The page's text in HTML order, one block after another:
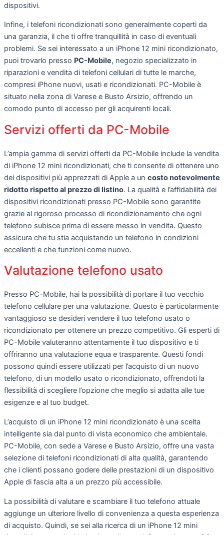
dispositivi.
Infine, i telefoni ricondizionati sono generalmente coperti da
una garanzia, il che ti offre tranquillità in caso di eventuali
problemi. Se sei interessato a un iPhone 12 mini ricondizionato,
puoi trovarlo presso PC-Mobile, negozio specializzato in
riparazioni e vendita di telefoni cellulari di tutte le marche,
compresi iPhone nuovi, usati e ricondizionati. PC-Mobile è
situato nella zona di Varese e Busto Arsizio, offrendo un
comodo punto di accesso per gli acquirenti locali.
Servizi offerti da PC-Mobile
L’ampia gamma di servizi offerti da PC-Mobile include la vendita
di iPhone 12 mini ricondizionati, che ti consente di ottenere uno
dei dispositivi più apprezzati di Apple a un costo notevolmente
ridotto rispetto al prezzo di listino. La qualità e l’affidabilità dei
dispositivi ricondizionati presso PC-Mobile sono garantite
grazie al rigoroso processo di ricondizionamento che ogni
telefono subisce prima di essere messo in vendita. Questo
assicura che tu stia acquistando un telefono in condizioni
eccellenti e che funzioni come nuovo.
Valutazione telefono usato
Presso PC-Mobile, hai la possibilità di portare il tuo vecchio
telefono cellulare per una valutazione. Questo è particolarmente
vantaggioso se desideri vendere il tuo telefono usato o
ricondizionato per ottenere un prezzo competitivo. Gli esperti di
PC-Mobile valuteranno attentamente il tuo dispositivo e ti
offriranno una valutazione equa e trasparente. Questi fondi
possono quindi essere utilizzati per l’acquisto di un nuovo
telefono, di un modello usato o ricondizionato, offrendoti la
flessibilità di scegliere l’opzione che meglio si adatta alle tue
esigenze e al tuo budget.
L’acquisto di un iPhone 12 mini ricondizionato è una scelta
intelligente sia dal punto di vista economico che ambientale.
PC-Mobile, con sede a Varese e Busto Arsizio, offre una vasta
selezione di telefoni ricondizionati di alta qualità, garantendo
che i clienti possano godere delle prestazioni di un dispositivo
Apple di fascia alta a un prezzo più accessibile.
La possibilità di valutare e scambiare il tuo telefono attuale
aggiunge un ulteriore livello di convenienza a questa esperienza
di acquisto. Quindi, se sei alla ricerca di un iPhone 12 mini